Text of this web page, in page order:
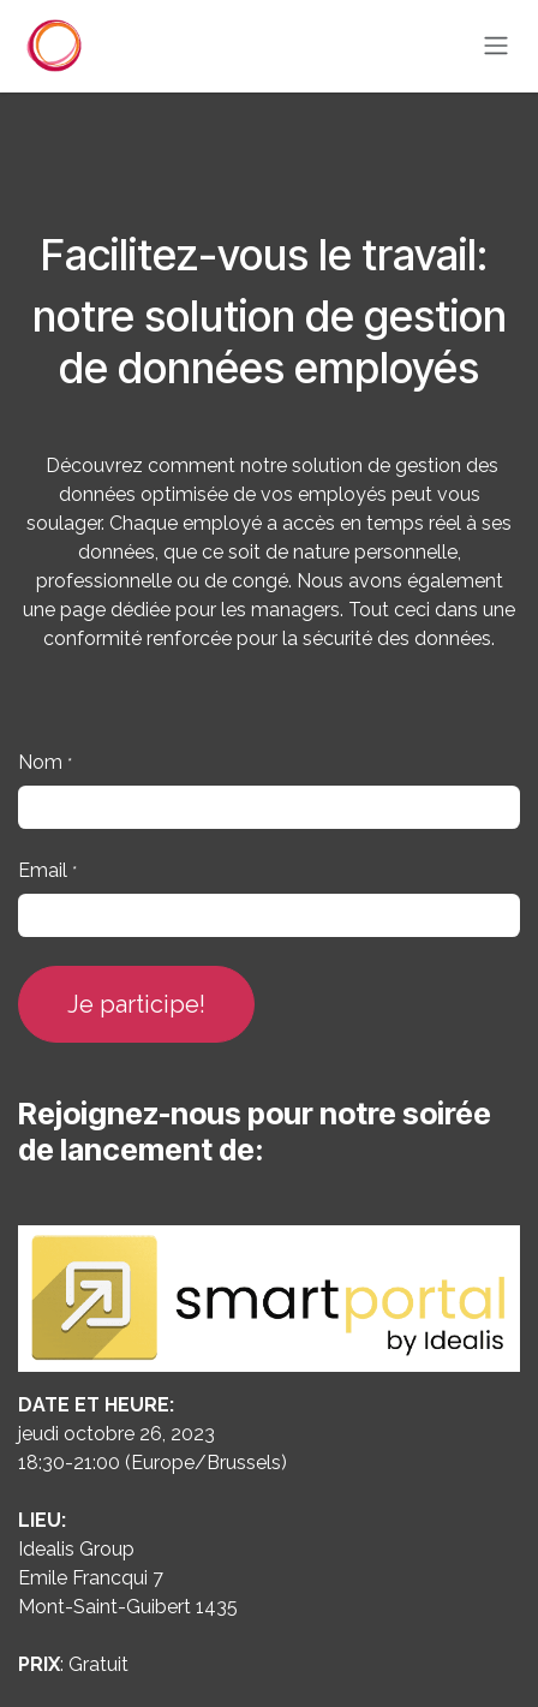
Facilitez-vous le travail:
notre solution de gestion
de données employés
Découvrez comment notre solution de gestion des
données optimisée de vos employés peut vous
soulager. Chaque employé a accès en temps réel à ses
données, que ce soit de nature personnelle,
professionnelle ou de congé. Nous avons également
une page dédiée pour les managers. Tout ceci dans une
conformité renforcée pour la sécurité des données.
Nom *
Email *
Je participe!
Rejoignez-nous pour notre soirée
de lancement de:
DATE ET HEURE:
jeudi octobre 26, 2023
18:30-21:00 (Europe/Brussels)
LIEU:
Idealis Group
Emile Francqui 7
Mont-Saint-Guibert 1435
PRIX: Gratuit